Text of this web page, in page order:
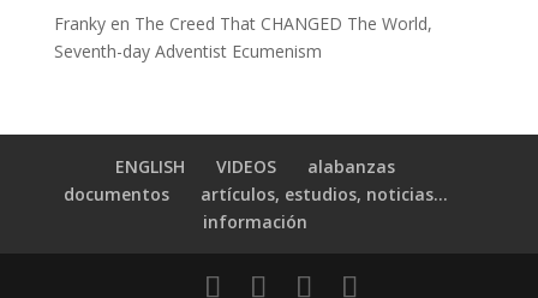
Frankyen The Creed That CHANGED The World,
Seventh-day Adventist Ecumenism
ENGLISH VIDEOS
alabanzas
documentos
artículos, estudios, noticias…
información